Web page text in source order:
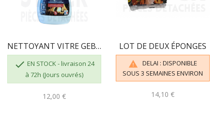
NETTOYANT VITRE GEB 821506 3283988215063
 EN STOCK - livraison 24
à 72h (Jours ouvrés)
12,00 €
LOT DE DEUX ÉPONGES

DELAI : DISPONIBLE
SOUS 3 SEMAINES ENVIRON
14,10 €